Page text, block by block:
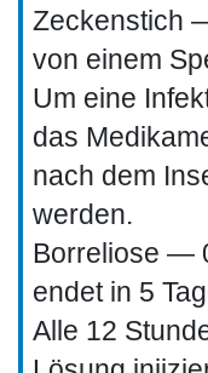
Zeckenstich
von einem
Um eine
das
nach dem
werden.
Borreliose —
endet in 5
Alle 12